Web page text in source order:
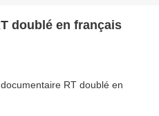
doublé en français